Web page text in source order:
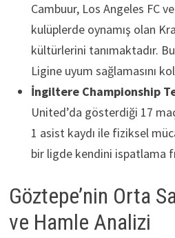
Cambuur, Los Angeles FC
kulüplerde oynamış olan
kültürlerini tanımaktadır.
Ligine uyum sağlamasını
İngiltere Championship
United’da gösterdiği 17
1 asist kaydı ile fiziksel
bir ligde kendini ispatlama
Göztepe’nin Orta
ve Hamle Analizi